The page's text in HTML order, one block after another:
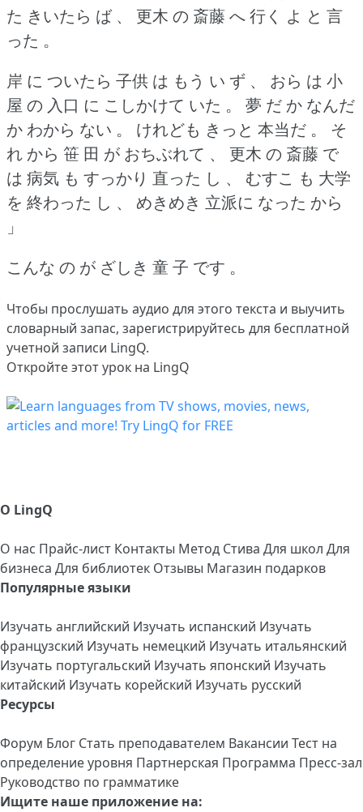
た きいたら ば 、 更木 の 斎藤 へ 行く よ と 言
った 。
岸 に ついたら 子供 は もう い ず 、 おら は 小
屋 の 入口 に こしかけて いた 。
夢 だ か なんだ
か わから ない 。
けれども きっと 本当だ 。
そ
れ から 笹 田 が おちぶれて 、 更木 の 斎藤 で
は 病気 も すっかり 直った し 、 むすこ も 大学
を 終わった し 、 めきめき 立派に なった から
」
こんな の が ざしき 童 子 です 。
Чтобы прослушать аудио для этого текста и выучить
словарный запас, зарегистрируйтесь для бесплатной
учетной записи LingQ.
Откройте этот урок на LingQ
О LingQ
О нас Прайс-лист Контакты Метод Стива Для школ Для
бизнеса Для библиотек Отзывы Магазин подарков
Популярные языки
Изучать английский Изучать испанский Изучать
французский Изучать немецкий Изучать итальянский
Изучать португальский Изучать японский Изучать
китайский Изучать корейский Изучать русский
Ресурсы
Форум Блог Стать преподавателем Вакансии Тест на
определение уровня Партнерская Программа Пресс-зал
Руководство по грамматике
Ищите наше приложение на: